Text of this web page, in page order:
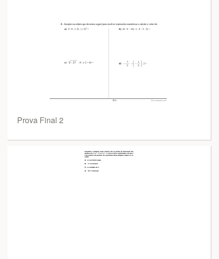
Prova Final 2